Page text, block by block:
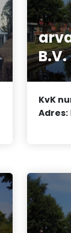
B.V.
KvK
Adres: